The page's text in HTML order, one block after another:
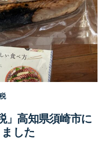
」高知県須崎市に
した